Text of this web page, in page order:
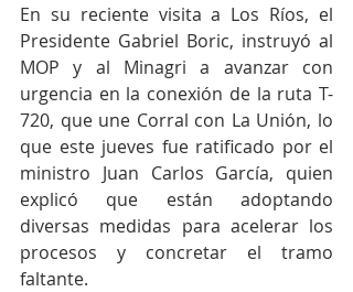
En su reciente visita a Los Ríos, el
Presidente Gabriel Boric, instruyó al
MOP y al Minagri a avanzar con
urgencia en la conexión de la ruta T-
720, que une Corral con La Unión, lo
que este jueves fue ratificado por el
ministro Juan Carlos García, quien
explicó que están adoptando
diversas medidas para acelerar los
procesos y concretar el tramo
faltante.